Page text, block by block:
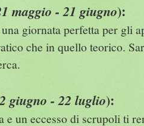
maggio - 21 giugno):
una giornata perfetta per gli
che in quello teorico.
giugno - 22 luglio):
e un eccesso di scrupoli ti